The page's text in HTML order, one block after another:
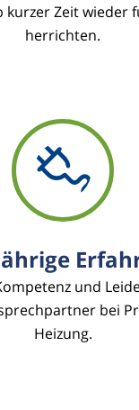
kurzer Zeit wieder
herrichten.
und
bei
Heizung.